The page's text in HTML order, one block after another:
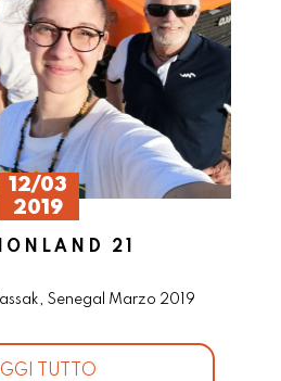
12/03
2019
21
Senegal Marzo 2019
TUTTO